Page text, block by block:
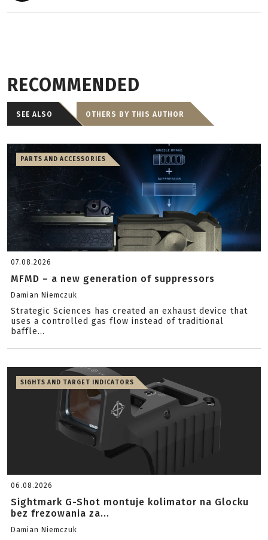
RECOMMENDED
SEE ALSO OTHERS BY THIS AUTHOR
PARTS AND ACCESSORIES
07.08.2026
MFMD – a new generation of suppressors
Damian Niemczuk
Strategic Sciences has created an exhaust device that
uses a controlled gas flow instead of traditional
baffle...
SIGHTS AND TARGET INDICATORS
06.08.2026
Sightmark G-Shot montuje kolimator na Glocku
bez frezowania za...
Damian Niemczuk